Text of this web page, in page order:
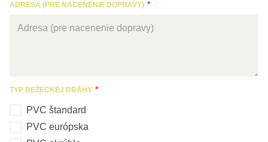
ADRESA (PRE NACENENIE DOPRAVY)
TYP BEŽECKEJ DRÁHY
PVC štandard
PVC európska